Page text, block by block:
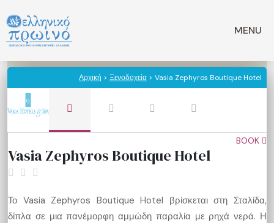
σε
περιεχόμενο
MENU
Αρχική > Ξενοδοχεία > Vasia Zephyros Boutique Hotel
BOOK
Vasia Zephyros Boutique Hotel
Το Vasia Zephyros Boutique Hotel βρίσκεται στη Σταλίδα,
δίπλα σε μια πανέμορφη αμμώδη παραλία με ρηχά νερά. Η